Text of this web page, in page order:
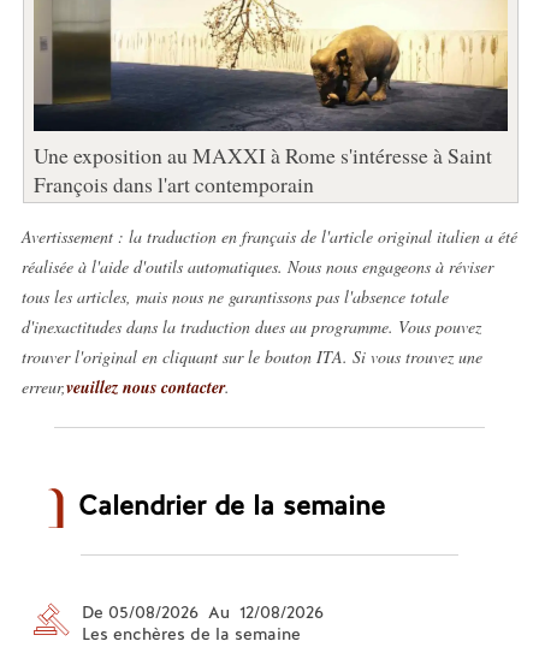
Une exposition au MAXXI à Rome s'intéresse à Saint
François dans l'art contemporain
Avertissement : la traduction en français de l'article original italien a été
réalisée à l'aide d'outils automatiques. Nous nous engageons à réviser
tous les articles, mais nous ne garantissons pas l'absence totale
d'inexactitudes dans la traduction dues au programme. Vous pouvez
trouver l'original en cliquant sur le bouton ITA. Si vous trouvez une
erreur,veuillez nous contacter.
Calendrier de la semaine
De 05/08/2026 Au 12/08/2026
Les enchères de la semaine